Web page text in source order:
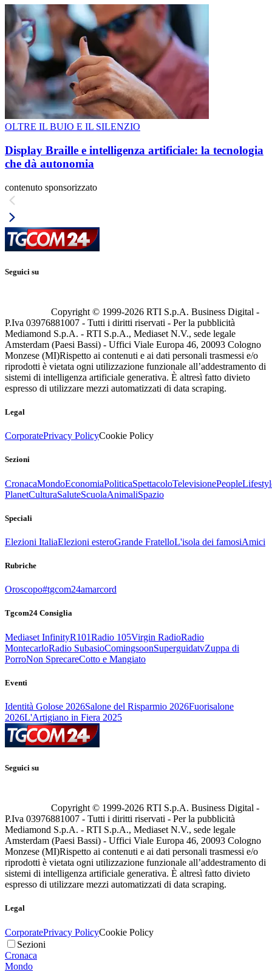
OLTRE IL BUIO E IL SILENZIO
Display Braille e intelligenza artificiale: la tecnologia
che dà autonomia
contenuto sponsorizzato
Seguici su
Copyright © 1999-2026 RTI S.p.A. Business Digital -
P.Iva 03976881007 - Tutti i diritti riservati - Per la pubblicità
Mediamond S.p.A. - RTI S.p.A., Mediaset N.V., sede legale
Amsterdam (Paesi Bassi) - Uffici Viale Europa 46, 20093 Cologno
Monzese (MI)Rispetto ai contenuti e ai dati personali trasmessi e/o
riprodotti è vietata ogni utilizzazione funzionale all’addestramento di
sistemi di intelligenza artificiale generativa. È altresì fatto divieto
espresso di utilizzare mezzi automatizzati di data scraping.
Legal
CorporatePrivacy PolicyCookie Policy
Sezioni
CronacaMondoEconomiaPoliticaSpettacoloTelevisionePeople
PlanetCulturaSaluteScuolaAnimaliSpazio
Speciali
Elezioni ItaliaElezioni esteroGrande FratelloL'isola dei famosiAmici
Rubriche
Oroscopo#tgcom24amarcord
Tgcom24 Consiglia
Mediaset InfinityR101Radio 105Virgin RadioRadio
MontecarloRadio SubasioComingsoonSuperguidatvZuppa di
PorroNon SprecareCotto e Mangiato
Eventi
Identità Golose 2026Salone del Risparmio 2026Fuorisalone
2026L'Artigiano in Fiera 2025
Seguici su
Copyright © 1999-2026 RTI S.p.A. Business Digital -
P.Iva 03976881007 - Tutti i diritti riservati - Per la pubblicità
Mediamond S.p.A. - RTI S.p.A., Mediaset N.V., sede legale
Amsterdam (Paesi Bassi) - Uffici Viale Europa 46, 20093 Cologno
Monzese (MI)Rispetto ai contenuti e ai dati personali trasmessi e/o
riprodotti è vietata ogni utilizzazione funzionale all’addestramento di
sistemi di intelligenza artificiale generativa. È altresì fatto divieto
espresso di utilizzare mezzi automatizzati di data scraping.
Legal
CorporatePrivacy PolicyCookie Policy
Sezioni
Cronaca
Mondo